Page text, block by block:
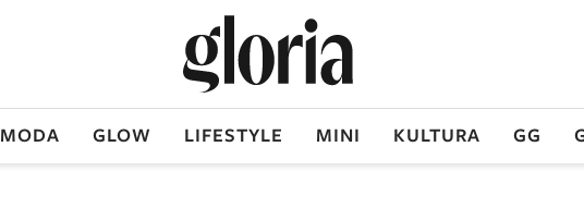
MODA GLOW LIFESTYLE MINI KULTURA GG